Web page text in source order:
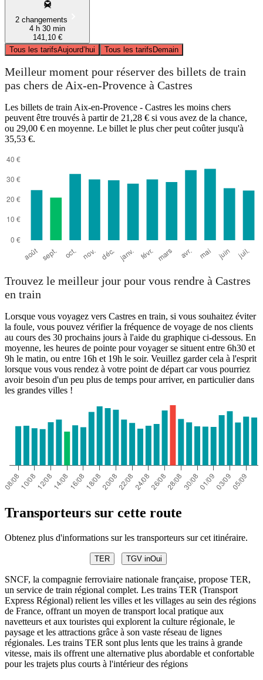
2 changements
4 h 30 min
141,10 €
Tous les tarifsAujourd’hui Tous les tarifsDemain
Meilleur moment pour réserver des billets de train
pas chers de Aix-en-Provence à Castres
Les billets de train Aix-en-Provence - Castres les moins chers
peuvent être trouvés à partir de 21,28 € si vous avez de la chance,
ou 29,00 € en moyenne. Le billet le plus cher peut coûter jusqu'à
35,53 €.
Trouvez le meilleur jour pour vous rendre à Castres
en train
Lorsque vous voyagez vers Castres en train, si vous souhaitez éviter
la foule, vous pouvez vérifier la fréquence de voyage de nos clients
au cours des 30 prochains jours à l'aide du graphique ci-dessous. En
moyenne, les heures de pointe pour voyager se situent entre 6h30 et
9h le matin, ou entre 16h et 19h le soir. Veuillez garder cela à l'esprit
lorsque vous vous rendez à votre point de départ car vous pourriez
avoir besoin d'un peu plus de temps pour arriver, en particulier dans
les grandes villes !
Transporteurs sur cette route
Obtenez plus d'informations sur les transporteurs sur cet itinéraire.
TER TGV inOui
SNCF, la compagnie ferroviaire nationale française, propose TER,
un service de train régional complet. Les trains TER (Transport
Express Régional) relient les villes et les villages au sein des régions
de France, offrant un moyen de transport local pratique aux
navetteurs et aux touristes qui explorent la culture régionale, le
paysage et les attractions grâce à son vaste réseau de lignes
régionales. Les trains TER sont plus lents que les trains à grande
vitesse, mais ils offrent une alternative plus abordable et confortable
pour les trajets plus courts à l'intérieur des régions